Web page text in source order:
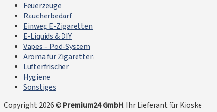
Feuerzeuge
Raucherbedarf
Einweg E-Zigaretten
E-Liquids & DIY
Vapes – Pod-System
Aroma für Zigaretten
Lufterfrischer
Hygiene
Sonstiges
Copyright 2026 © Premium24 GmbH. Ihr Lieferant für Kioske